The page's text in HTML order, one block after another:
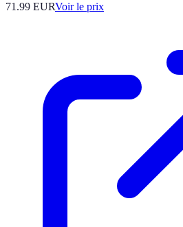
71.99 EURVoir le prix